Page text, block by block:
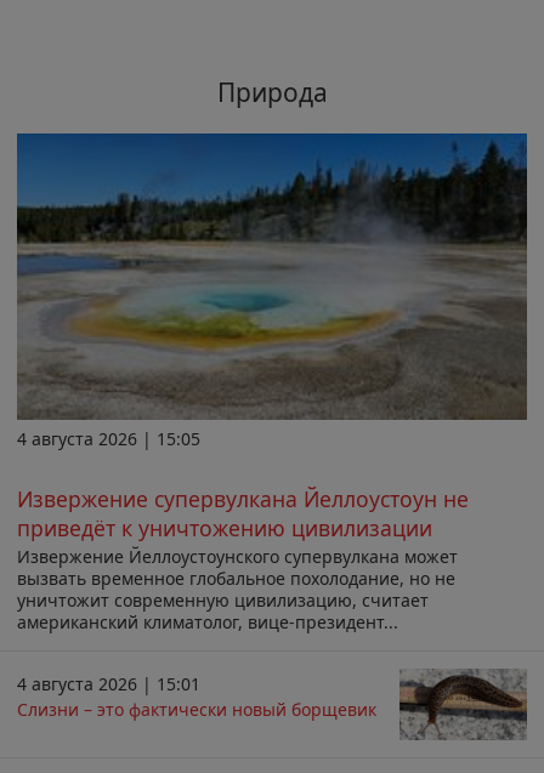
Природа
4 августа 2026 | 15:05
Извержение супервулкана Йеллоустоун не
приведёт к уничтожению цивилизации
Извержение Йеллоустоунского супервулкана может
вызвать временное глобальное похолодание, но не
уничтожит современную цивилизацию, считает
американский климатолог, вице-президент...
4 августа 2026 | 15:01
Слизни – это фактически новый борщевик